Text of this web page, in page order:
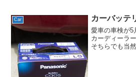
Car カーバッテ
愛車の車検が5
カーディーラ
そちらでも当